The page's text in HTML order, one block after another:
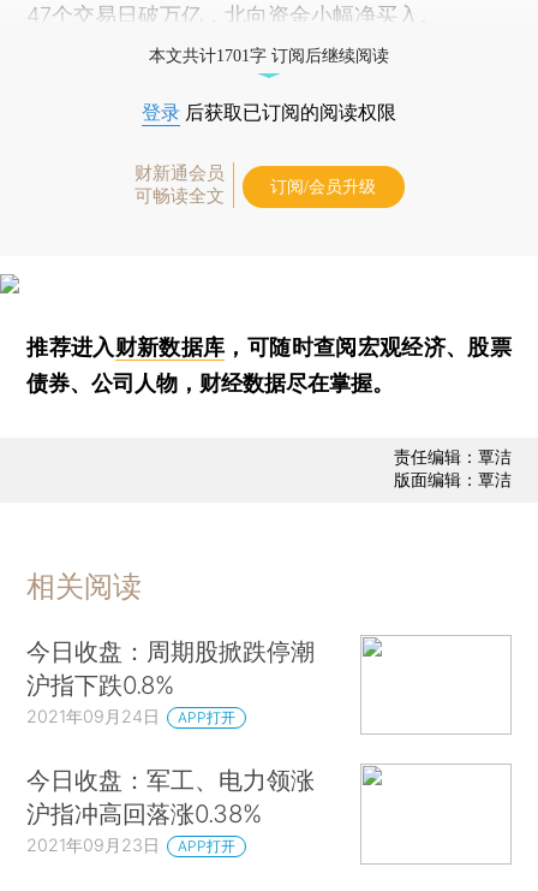
47个交易日破万亿，北向资金小幅净买入。
本文共计1701字 订阅后继续阅读
登录 后获取已订阅的阅读权限
财新通会员
可畅读全文
订阅/会员升级
推荐进入财新数据库 ，可随时查阅宏观经济、股票
债券、公司人物，财经数据尽在掌握。
责任编辑：覃洁
版面编辑：覃洁
相关阅读
今日收盘：周期股掀跌停潮
沪指下跌0.8%
2021年09月24日 APP打开
今日收盘：军工、电力领涨
沪指冲高回落涨0.38%
2021年09月23日 APP打开